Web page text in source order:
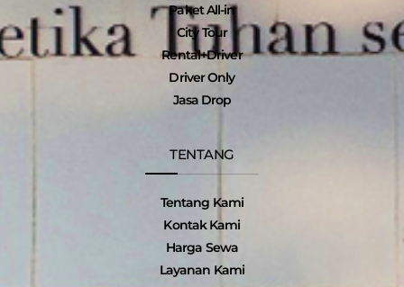
Paket All-in
City Tour
Rental+Driver
Driver Only
Jasa Drop
TENTANG
Tentang Kami
Kontak Kami
Harga Sewa
Layanan Kami